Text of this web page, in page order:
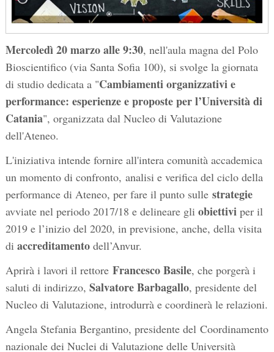
Mercoledì 20 marzo alle 9:30, nell'aula magna del Polo
Bioscientifico (via Santa Sofia 100), si svolge la giornata
di studio dedicata a "Cambiamenti organizzativi e
performance: esperienze e proposte per l’Università di
Catania", organizzata dal Nucleo di Valutazione
dell'Ateneo.
L'iniziativa intende fornire all'intera comunità accademica
un momento di confronto, analisi e verifica del ciclo della
performance di Ateneo, per fare il punto sulle strategie
avviate nel periodo 2017/18 e delineare gli obiettiviper il
2019 e l’inizio del 2020, in previsione, anche, della visita
di accreditamento dell’Anvur.
Aprirà i lavori il rettore Francesco Basile, che porgerà i
saluti di indirizzo, Salvatore Barbagallo, presidente del
Nucleo di Valutazione, introdurrà e coordinerà le relazioni.
Angela Stefania Bergantino, presidente del Coordinamento
nazionale dei Nuclei di Valutazione delle Università